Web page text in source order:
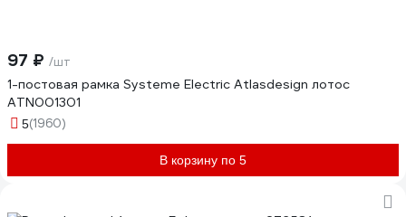
97 ₽ /шт
1-постовая рамка Systeme Electric Atlasdesign лотос
ATN001301
5(1960)
В корзину по 5